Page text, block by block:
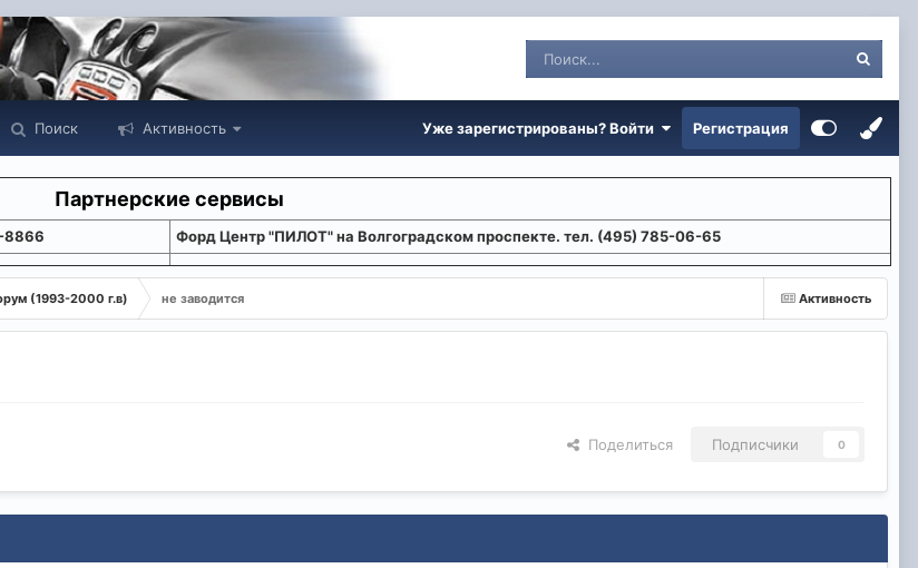
Поиск Активность Уже зарегистрированы? Войти Регистрация
Партнерские сервисы
8866 Форд Центр "ПИЛОТ" на Волгоградском проспекте. тел. (495) 785-06-65
Активность
(1993-2000 г.в) не заводится
Поделиться Подписчики 0